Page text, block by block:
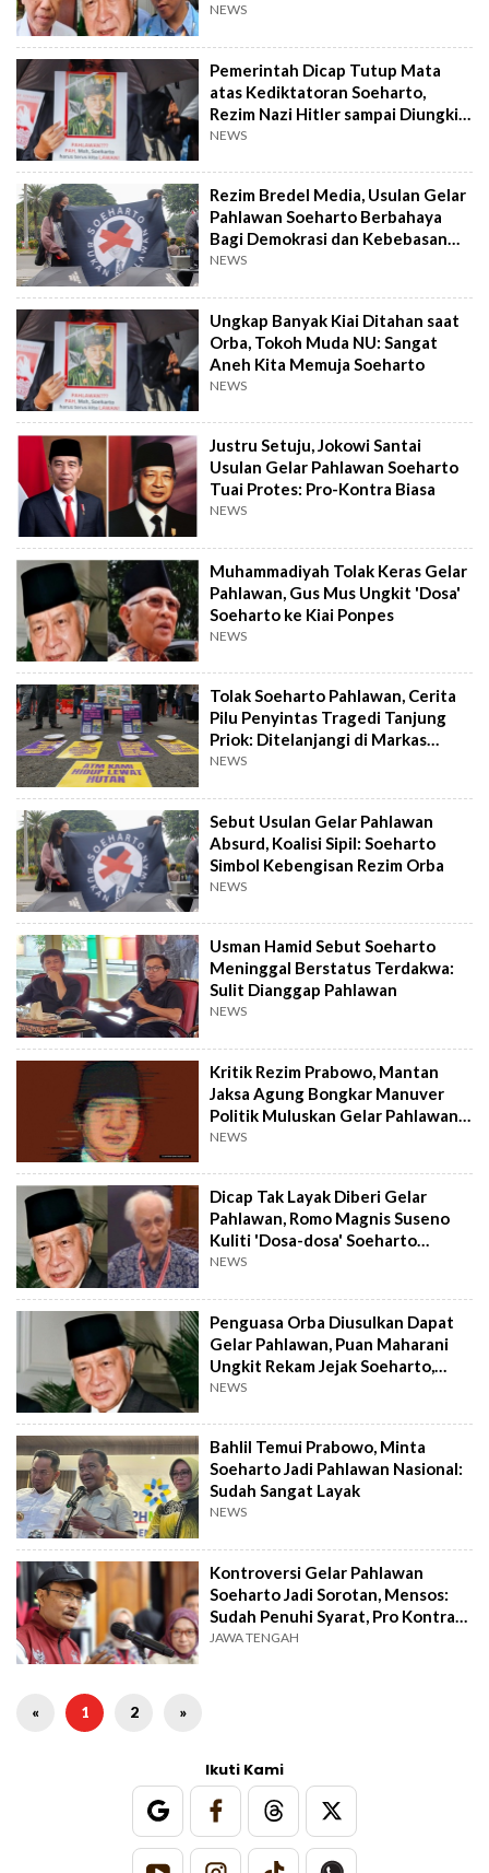
NEWS
Pemerintah Dicap Tutup Mata
atas Kediktatoran Soeharto,
Rezim Nazi Hitler sampai Diungkit,
Kenapa?
NEWS
Rezim Bredel Media, Usulan Gelar
Pahlawan Soeharto Berbahaya
Bagi Demokrasi dan Kebebasan
Pers!
NEWS
Ungkap Banyak Kiai Ditahan saat
Orba, Tokoh Muda NU: Sangat
Aneh Kita Memuja Soeharto
NEWS
Justru Setuju, Jokowi Santai
Usulan Gelar Pahlawan Soeharto
Tuai Protes: Pro-Kontra Biasa
NEWS
Muhammadiyah Tolak Keras Gelar
Pahlawan, Gus Mus Ungkit 'Dosa'
Soeharto ke Kiai Ponpes
NEWS
Tolak Soeharto Pahlawan, Cerita
Pilu Penyintas Tragedi Tanjung
Priok: Ditelanjangi di Markas
Kodim
NEWS
Sebut Usulan Gelar Pahlawan
Absurd, Koalisi Sipil: Soeharto
Simbol Kebengisan Rezim Orba
NEWS
Usman Hamid Sebut Soeharto
Meninggal Berstatus Terdakwa:
Sulit Dianggap Pahlawan
NEWS
Kritik Rezim Prabowo, Mantan
Jaksa Agung Bongkar Manuver
Politik Muluskan Gelar Pahlawan
Soeharto
NEWS
Dicap Tak Layak Diberi Gelar
Pahlawan, Romo Magnis Suseno
Kuliti 'Dosa-dosa' Soeharto
Penguasa Orba
NEWS
Penguasa Orba Diusulkan Dapat
Gelar Pahlawan, Puan Maharani
Ungkit Rekam Jejak Soeharto,
Mengapa?
NEWS
Bahlil Temui Prabowo, Minta
Soeharto Jadi Pahlawan Nasional:
Sudah Sangat Layak
NEWS
Kontroversi Gelar Pahlawan
Soeharto Jadi Sorotan, Mensos:
Sudah Penuhi Syarat, Pro Kontra
Wajar
JAWA TENGAH
« 1 2 »
Ikuti Kami